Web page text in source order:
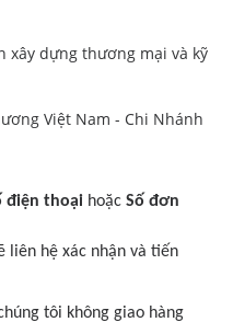
xây dựng thương mại và kỹ
Việt Nam - Chi Nhánh
điện thoại hoặc Số đơn
liên hệ xác nhận và tiến
tôi không giao hàng